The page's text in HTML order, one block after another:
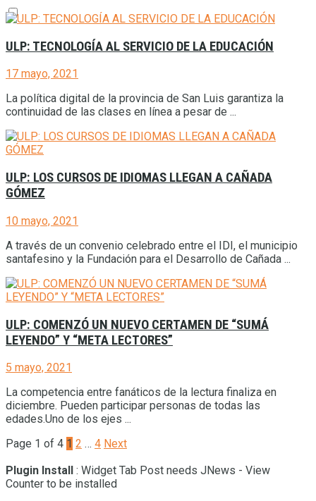
ULP: TECNOLOGÍA AL SERVICIO DE LA EDUCACIÓN
17 mayo, 2021
La política digital de la provincia de San Luis garantiza la
continuidad de las clases en línea a pesar de ...
ULP: LOS CURSOS DE IDIOMAS LLEGAN A CAÑADA
GÓMEZ
10 mayo, 2021
A través de un convenio celebrado entre el IDI, el municipio
santafesino y la Fundación para el Desarrollo de Cañada ...
ULP: COMENZÓ UN NUEVO CERTAMEN DE “SUMÁ
LEYENDO” Y “META LECTORES”
5 mayo, 2021
La competencia entre fanáticos de la lectura finaliza en
diciembre. Pueden participar personas de todas las
edades.Uno de los ejes ...
Page 1 of 4 1 2 … 4 Next
Plugin Install
: Widget Tab Post needs JNews - View
Counter to be installed